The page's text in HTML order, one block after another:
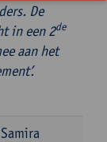
De
in een 2de
aan het
Samira